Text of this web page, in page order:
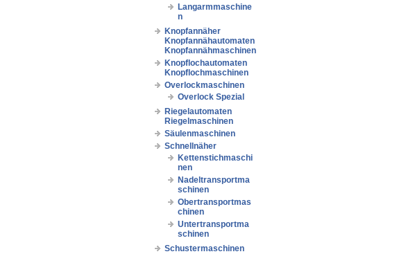
Langarmmaschine
n
Knopfannäher
Knopfannähautomaten
Knopfannähmaschinen
Knopflochautomaten
Knopflochmaschinen
Overlockmaschinen
Overlock Spezial
Riegelautomaten
Riegelmaschinen
Säulenmaschinen
Schnellnäher
Kettenstichmaschi
nen
Nadeltransportma
schinen
Obertransportmas
chinen
Untertransportma
schinen
Schustermaschinen